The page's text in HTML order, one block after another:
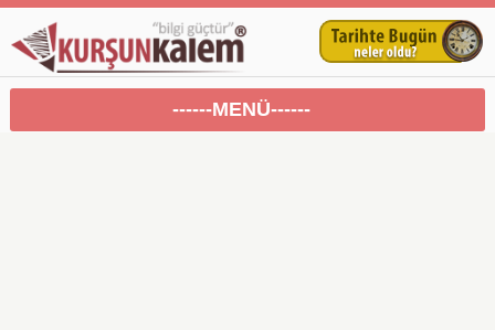
------MENÜ------